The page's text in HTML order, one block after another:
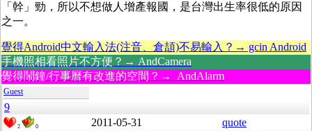
「幹」勁，所以不想做人增產報國，是台灣出生率很低的原因
之一。
覺得Android中文輸入法(注音、倉頡)不易輸入？→ gcin Android
手機照相看照片不方便？→ AndCamera
覺得鬧鐘/行事曆有改進的空間？→ AndAlarm
Guest
9
2 0 2011-05-31 quote